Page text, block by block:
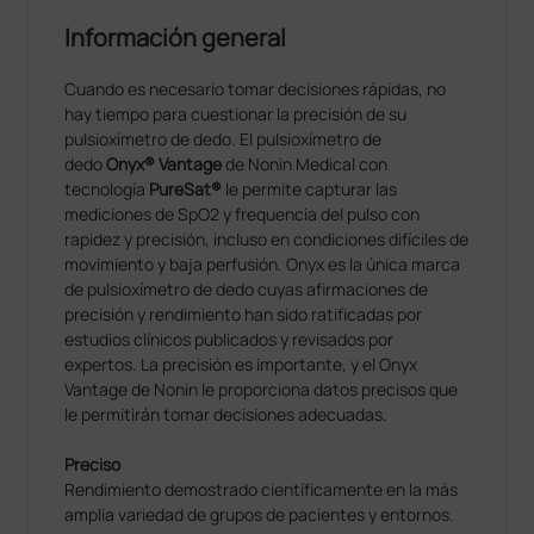
Información general
Cuando es necesario tomar decisiones rápidas, no
hay tiempo para cuestionar la precisión de su
pulsioxímetro de dedo. El pulsioxímetro de
dedoOnyx® Vantagede Nonin Medical con
tecnología PureSat® le permite capturar las
mediciones de SpO2 y frequencia del pulso con
rapidez y precisión, incluso en condiciones difíciles de
movimiento y baja perfusión. Onyx es la única marca
de pulsioxímetro de dedo cuyas afirmaciones de
precisión y rendimiento han sido ratificadas por
estudios clínicos publicados y revisados por
expertos. La precisión es importante, y el Onyx
Vantage de Nonin le proporciona datos precisos que
le permitirán tomar decisiones adecuadas.
Preciso
Rendimiento demostrado científicamente en la más
amplia variedad de grupos de pacientes y entornos.